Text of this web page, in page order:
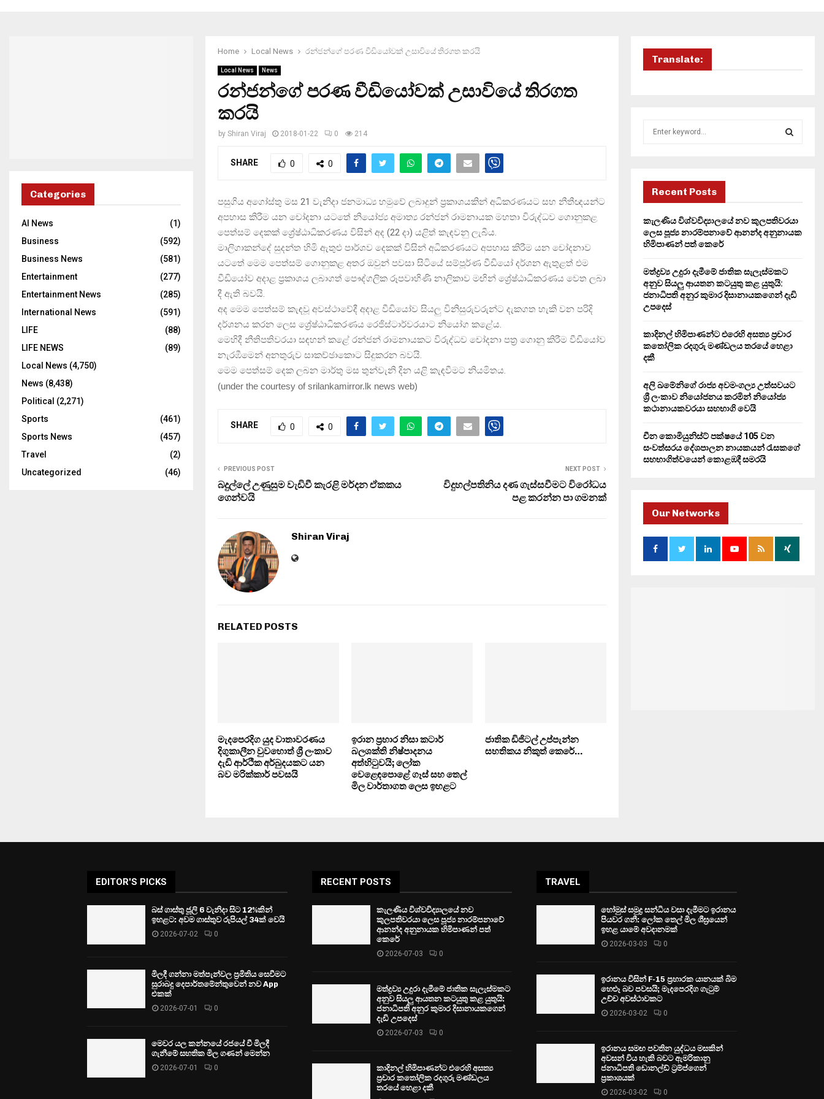
Home Local News රන්ජන්ගේ පරණ වීඩියෝවක් උසාවියේ තිරගත කරයි
Local News News
රන්ජන්ගේ පරණ වීඩියෝවක් උසාවියේ තිරගත
කරයි
by Shiran Viraj 2018-01-22 0 214
SHARE 0 0
පසුගිය අගෝස්තු මස 21 වැනිදා ජනමාධ්‍ය හමුවේ ලබාදුන් ප්‍රකාශයකින් අධිකරණයට සහ නීතීඥයන්ට
අපහාස කිරීම යන චෝදනා යටතේ නියෝජ්‍ය අමාත්‍ය රන්ජන් රාමනායක මහතා විරුද්ධව ගොනුකළ
පෙත්සම් දෙකක් ශ්‍රේෂ්ඨාධිකරණය විසින් අද (22 දා) යළිත් කැඳවනු ලැබීය.
මාලිගාකන්දේ සුදන්ත හිමි ඇතුළු පාර්ශව දෙකක් විසින් අධිකරණයට අපහාස කිරීම යන චෝදනාව
යටතේ මෙම පෙත්සම් ගොනුකළ අතර ඔවුන් පවසා සිටියේ සම්පූර්ණ වීඩියෝ දර්ශන ඇතුළත් එම
වීඩියෝව අදාළ ප්‍රකාශය ලබාගත් පෞද්ගලික රූපවාහිණි නාලිකාව මඟින් ශ්‍රේෂ්ඨාධිකරණය වෙත ලබා
දී ඇති බවයි.
අද මෙම පෙත්සම් කැඳවූ අවස්ථාවේදී අදාළ වීඩියෝව සියලු විනිසුරුවරුන්ට දැකගත හැකි වන පරිදි
දර්ශනය කරන ලෙස ශ්‍රේෂ්ඨාධිකරණය රෙජිස්ටාර්වරයාට නියෝග කළේය.
මෙහිදී නීතිපතිවරයා සඳහන් කළේ රන්ජන් රාමනායකට විරුද්ධව චෝදනා පත්‍ර ගොනු කිරීම වීඩියෝව
නැරඹීමෙන් අනතුරුව සාකච්ඡාකොට සිදුකරන බවයි.
මෙම පෙත්සම් දෙක ලබන මාර්තු මස තුන්වැනි දින යළි කැඳවීමට නියමිතය.
(under the courtesy of srilankamirror.lk news web)
SHARE 0 0
PREVIOUS POST
බදුල්ලේ උණුසුම වැඩිවී කැරළි මර්දන ඒකකය
ගෙන්වයි
NEXT POST
විදුහල්පතිනිය දණ ගැස්සවීමට විරෝධය
පළ කරන්න පා ගමනක්
Shiran Viraj
RELATED POSTS
මැදපෙරදිග යුද වාතාවරණය
දිගුකාලීන වුවහොත් ශ්‍රී ලංකාව
දැඩි ආර්ථික අර්බුදයකට යන
බව මරික්කාර් පවසයි
ඉරාන ප්‍රහාර නිසා කටාර්
බලශක්ති නිෂ්පාදනය
අත්හිටුවයි; ලෝක
වෙළෙඳපොළේ ගෑස් සහ තෙල්
මිල වාර්තාගත ලෙස ඉහළට
ජාතික ඩිජිටල් උප්පැන්න
සහතිකය නිකුත් කෙරේ…
Categories
AI News
(1)
Business
(592)
Business News
(581)
Entertainment
(277)
Entertainment News
(285)
International News
(591)
LIFE
(88)
LIFE NEWS
(89)
Local News (4,750)
News (8,438)
Political (2,271)
Sports
(461)
Sports News
(457)
Travel
(2)
Uncategorized
(46)
Translate:
f
r
:
R
Recent Posts
කැලණිය විශ්වවිද්‍යාලයේ නව කුලපතිවරයා
ලෙස පූජ්‍ය නාරම්පනාවේ ආනන්ද අනුනායක
හිමිපාණන් පත් කෙරේ
මත්ද්‍රව්‍ය උදුරා දැමීමේ ජාතික සැලැස්මකට
අනුව සියලු ආයතන කටයුතු කළ යුතුයි:
ජනාධිපති අනුර කුමාර දිසානායකගෙන් දැඩි
උපදෙස්
කාදිනල් හිමිපාණන්ට එරෙහි අසත්‍ය ප්‍රචාර
කතෝලික රදගුරු මණ්ඩලය තරයේ හෙළා
දකී
අලි ඛමේනිගේ රාජ්‍ය අවමංගල්‍ය උත්සවයට
ශ්‍රී ලංකාව නියෝජනය කරමින් නියෝජ්‍ය
කථානායකවරයා සහභාගි වෙයි
චීන කොමියුනිස්ට් පක්ෂයේ 105 වන
සංවත්සරය දේශපාලන නායකයන් රැසකගේ
සහභාගිත්වයෙන් කොළඹදී සමරයි
Our Networks
EDITOR'S PICKS
බස් ගාස්තු ජූලි 6 වැනිදා සිට 12%කින්
ඉහළට: අවම ගාස්තුව රුපියල් 34ක් වෙයි
2026-07-02 0
මිලදී ගන්නා මත්පැන්වල ප්‍රමිතිය සෙවීමට
සුරාබදු දෙපාර්තමේන්තුවෙන් නව App
එකක්
2026-07-01 0
මෙවර යල කන්නයේ රජයේ වී මිලදී
ගැනීමේ සහතික මිල ගණන් මෙන්න
2026-07-01 0
RECENT POSTS
කැලණිය විශ්වවිද්‍යාලයේ නව
කුලපතිවරයා ලෙස පූජ්‍ය නාරම්පනාවේ
ආනන්ද අනුනායක හිමිපාණන් පත්
කෙරේ
2026-07-03 0
මත්ද්‍රව්‍ය උදුරා දැමීමේ ජාතික සැලැස්මකට
අනුව සියලු ආයතන කටයුතු කළ යුතුයි:
ජනාධිපති අනුර කුමාර දිසානායකගෙන්
දැඩි උපදෙස්
2026-07-03 0
කාදිනල් හිමිපාණන්ට එරෙහි අසත්‍ය
ප්‍රචාර කතෝලික රදගුරු මණ්ඩලය
තරයේ හෙළා දකී
TRAVEL
හෝමුස් සමුද්‍ර සන්ධිය වසා දැමීමට ඉරානය
පියවර ගනී: ලෝක තෙල් මිල ශීඝ්‍රයෙන්
ඉහළ යාමේ අවදානමක්
2026-03-03 0
ඉරානය විසින් F-15 ප්‍රහාරක යානයක් බිම
හෙළූ බව පවසයි; මැදපෙරදිග ගැටුම්
උච්ච අවස්ථාවකට
2026-03-02 0
ඉරානය සමඟ පවතින යුද්ධය මසකින්
අවසන් විය හැකි බවට ඇමරිකානු
ජනාධිපති ඩොනල්ඩ් ට්‍රම්ප්ගෙන්
ප්‍රකාශයක්
2026-03-02 0